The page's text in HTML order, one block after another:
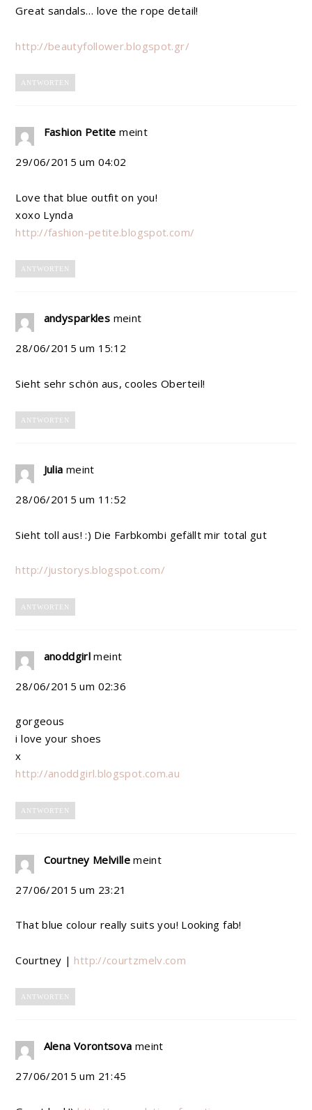
Great sandals… love the rope detail!
http://beautyfollower.blogspot.gr/
ANTWORTEN
Fashion Petite meint
29/06/2015 um 04:02
Love that blue outfit on you!
xoxo Lynda
http://fashion-petite.blogspot.com/
ANTWORTEN
andysparkles meint
28/06/2015 um 15:12
Sieht sehr schön aus, cooles Oberteil!
ANTWORTEN
Julia meint
28/06/2015 um 11:52
Sieht toll aus! :) Die Farbkombi gefällt mir total gut
http://justorys.blogspot.com/
ANTWORTEN
anoddgirl meint
28/06/2015 um 02:36
gorgeous
i love your shoes
x
http://anoddgirl.blogspot.com.au
ANTWORTEN
Courtney Melville meint
27/06/2015 um 23:21
That blue colour really suits you! Looking fab!
Courtney | http://courtzmelv.com
ANTWORTEN
Alena Vorontsova meint
27/06/2015 um 21:45